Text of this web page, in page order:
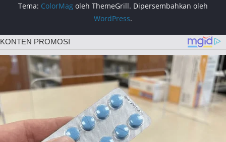
Tema: ColorMag oleh ThemeGrill. Dipersembahkan oleh
WordPress.